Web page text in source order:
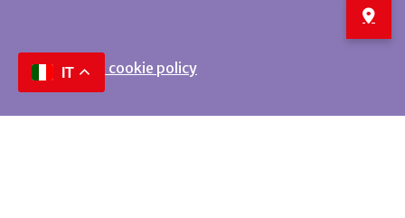
Privacy e cookie policy
IT